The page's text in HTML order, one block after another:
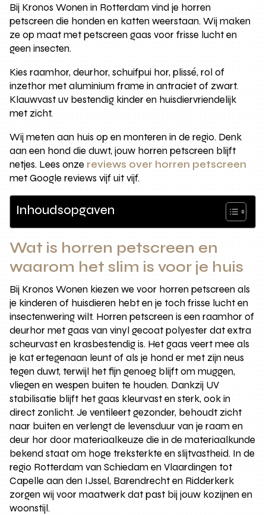
Bij Kronos Wonen in Rotterdam vind je horren
petscreen die honden en katten weerstaan. Wij maken
ze op maat met petscreen gaas voor frisse lucht en
geen insecten.
Kies raamhor, deurhor, schuifpui hor, plissé, rol of
inzethor met aluminium frame in antraciet of zwart.
Klauwvast uv bestendig kinder en huisdiervriendelijk
met zicht.
Wij meten aan huis op en monteren in de regio. Denk
aan een hond die duwt, jouw horren petscreen blijft
netjes. Lees onze reviews over horren petscreen
met Google reviews vijf uit vijf.
Inhoudsopgaven
Wat is horren petscreen en
waarom het slim is voor je huis
Bij Kronos Wonen kiezen we voor horren petscreen als
je kinderen of huisdieren hebt en je toch frisse lucht en
insectenwering wilt. Horren petscreen is een raamhor of
deurhor met gaas van vinyl gecoat polyester dat extra
scheurvast en krasbestendig is. Het gaas veert mee als
je kat ertegenaan leunt of als je hond er met zijn neus
tegen duwt, terwijl het fijn genoeg blijft om muggen,
vliegen en wespen buiten te houden. Dankzij UV
stabilisatie blijft het gaas kleurvast en sterk, ook in
direct zonlicht. Je ventileert gezonder, behoudt zicht
naar buiten en verlengt de levensduur van je raam en
deur hor door materiaalkeuze die in de materiaalkunde
bekend staat om hoge treksterkte en slijtvastheid. In de
regio Rotterdam van Schiedam en Vlaardingen tot
Capelle aan den IJssel, Barendrecht en Ridderkerk
zorgen wij voor maatwerk dat past bij jouw kozijnen en
woonstijl.